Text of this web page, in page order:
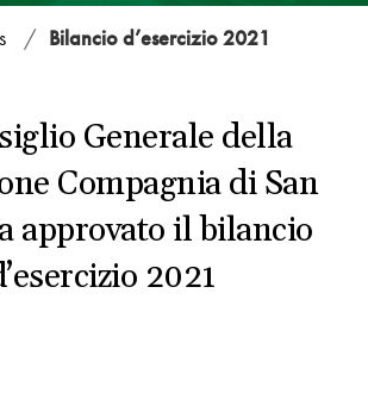
/ Bilancio d’esercizio 2021
Generale della
Compagnia di San
approvato il bilancio
2021